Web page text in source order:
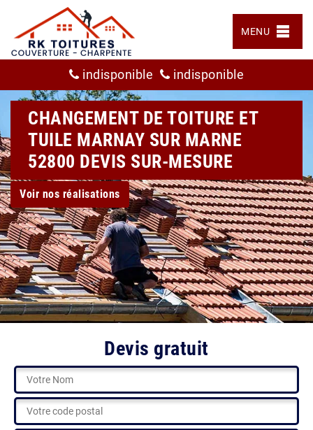
MENU
indisponible indisponible
CHANGEMENT DE TOITURE ET
TUILE MARNAY SUR MARNE
52800 DEVIS SUR-MESURE
Voir nos réalisations
Devis gratuit